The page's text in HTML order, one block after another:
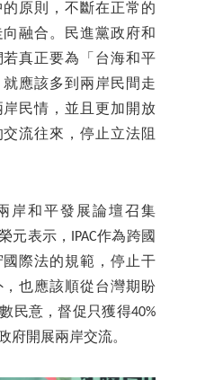
原則，不斷在正常的
融合。民進黨政府和
若真正要為「台海和平
應該多到兩岸民間走
民情，並且更加開放
流往來，停止立法阻
岸和平發展論壇召集
元表示，IPAC作為跨國
際法的規範，停止干
也應該順從台灣期盼
民意，督促只獲得40%
府開展兩岸交流。